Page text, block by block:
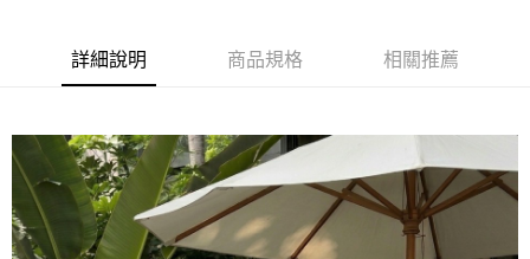
便利好安心！
【「AFTEE先享後付」結帳流程】
１．於結帳方式選擇「AFTEE先享後付」後，將跳轉至「AFTEE先享後付」
結帳頁面，進行簡訊認證並確認金額後，即可完成結帳。
２．訂單成立數日內，您將收到繳費通知簡訊。
３．收到繳費通知簡訊後14天內，點擊此簡訊中的連結，可透過四大超商／
運送方式
每筆NT$60，滿NT$800(含以上)免運費
付款後全家取貨
每筆NT$60，滿NT$800(含以上)免運費
詳細說明 商品規格 相關推薦